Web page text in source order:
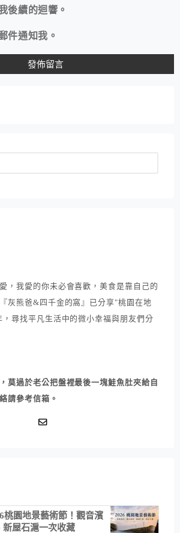
後續的迴響。
件通知我。
，我愛的你未必會喜歡，美食是靠自己的
灰熊爸&四千金的窩』已分享"桃園在地
，尋找平凡生活中的微小幸福與朋友們分
莫過於老公把盤裡最後一塊鮭魚肚夾給自
請參考信箱。
桃園地景藝術節！觀音濱
新屋石滬一次收藏